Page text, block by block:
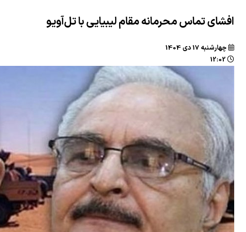
افشای تماس محرمانه مقام لیبیایی با تل‌آویو
چهارشنبه 17 دی 1404